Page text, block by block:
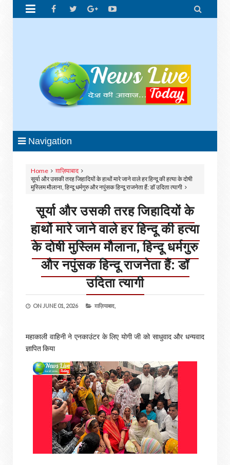
 
Navigation
Home
ग़ाज़ियाबाद
सूर्या और उसकी तरह जिहादियों के हाथों मारे जाने वाले हर हिन्दू की हत्या के दोषी
मुस्लिम मौलाना, हिन्दू धर्मगुरु और नपुंसक हिन्दू राजनेता हैं: डॉ उदिता त्यागी
सूर्या और उसकी तरह जिहादियों के
हाथों मारे जाने वाले हर हिन्दू की हत्या
के दोषी मुस्लिम मौलाना, हिन्दू धर्मगुरु
और नपुंसक हिन्दू राजनेता हैं: डॉ
उदिता त्यागी
ON JUNE 01, 2026 ग़ाज़ियाबाद,
महाकाली वाहिनी ने एनकाउंटर के लिए योगी जी को साधुवाद और धन्यवाद
ज्ञापित किया